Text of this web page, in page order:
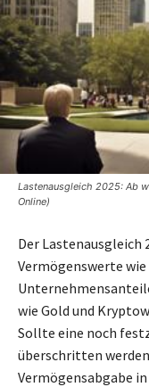
Lastenausgleich 2025: Ab
Online)
Der Lastenausgleich
Vermögenswerte
wie Gold und
Sollte eine noch
überschritten
Vermögensabgabe